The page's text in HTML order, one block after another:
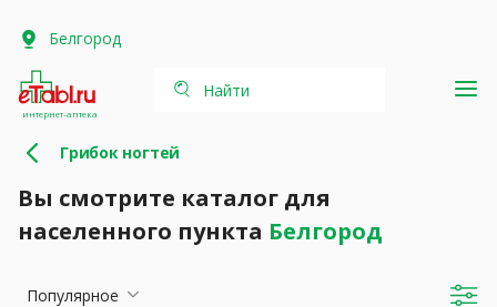
Белгород
интернет-аптека
Найти
Грибок ногтей
Вы смотрите каталог для
населенного пункта Белгород
Популярное